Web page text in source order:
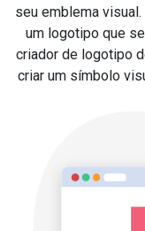
seu emblema
um logotipo que
criador de logotipo
criar um símbolo